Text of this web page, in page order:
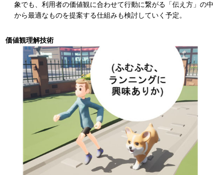
象でも、利用者の価値観に合わせて行動に繋がる「伝え方」の中
から最適なものを提案する仕組みも検討していく予定。
価値観理解技術